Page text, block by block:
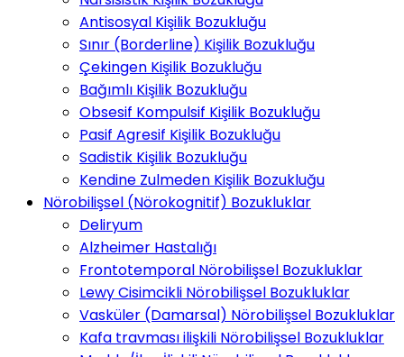
Antisosyal Kişilik Bozukluğu
Sınır (Borderline) Kişilik Bozukluğu
Çekingen Kişilik Bozukluğu
Bağımlı Kişilik Bozukluğu
Obsesif Kompulsif Kişilik Bozukluğu
Pasif Agresif Kişilik Bozukluğu
Sadistik Kişilik Bozukluğu
Kendine Zulmeden Kişilik Bozukluğu
Nörobilişsel (Nörokognitif) Bozukluklar
Deliryum
Alzheimer Hastalığı
Frontotemporal Nörobilişsel Bozukluklar
Lewy Cisimcikli Nörobilişsel Bozukluklar
Vasküler (Damarsal) Nörobilişsel Bozukluklar
Kafa travması ilişkili Nörobilişsel Bozukluklar